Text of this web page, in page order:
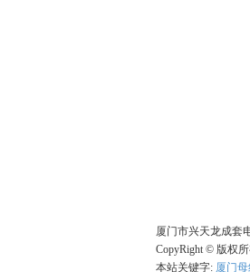
厦门市兴天龙成套
CopyRight © 版权
本站关键字: 厦门